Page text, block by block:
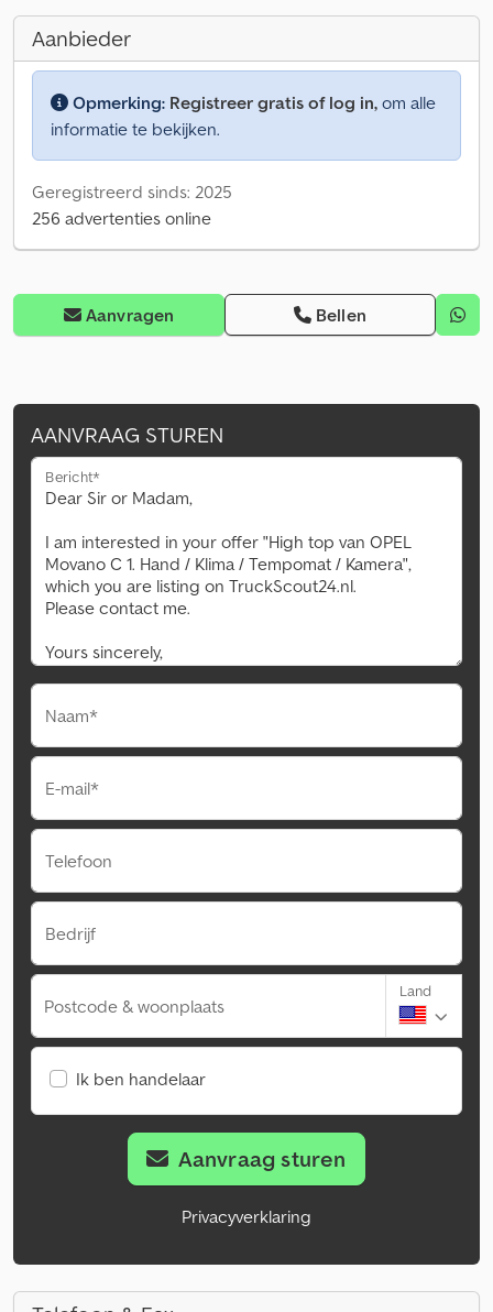
Aanbieder
Opmerking: Registreer gratis of log in, om alle
informatie te bekijken.
Geregistreerd sinds: 2025
256 advertenties online
Aanvragen Bellen
AANVRAAG STUREN
Bericht*
Naam*
E-mail*
Telefoon
Bedrijf
Postcode & woonplaats
Land
Ik ben handelaar
Aanvraag sturen
Privacyverklaring